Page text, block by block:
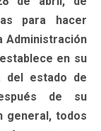
para hacer
Administración
en su
del estado de
de su
general, todos